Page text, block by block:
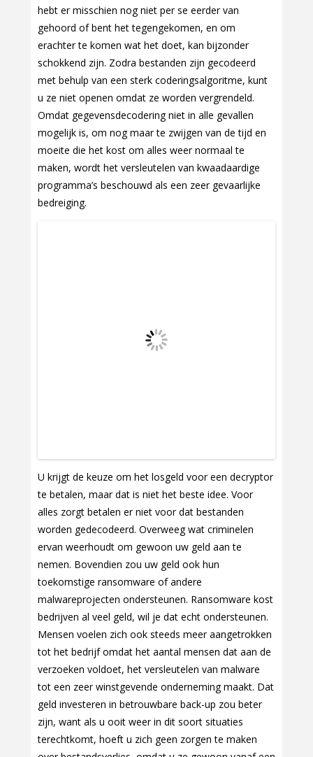
hebt er misschien nog niet per se eerder van
gehoord of bent het tegengekomen, en om
erachter te komen wat het doet, kan bijzonder
schokkend zijn. Zodra bestanden zijn gecodeerd
met behulp van een sterk coderingsalgoritme, kunt
u ze niet openen omdat ze worden vergrendeld.
Omdat gegevensdecodering niet in alle gevallen
mogelijk is, om nog maar te zwijgen van de tijd en
moeite die het kost om alles weer normaal te
maken, wordt het versleutelen van kwaadaardige
programma’s beschouwd als een zeer gevaarlijke
bedreiging.
U krijgt de keuze om het losgeld voor een decryptor
te betalen, maar dat is niet het beste idee. Voor
alles zorgt betalen er niet voor dat bestanden
worden gedecodeerd. Overweeg wat criminelen
ervan weerhoudt om gewoon uw geld aan te
nemen. Bovendien zou uw geld ook hun
toekomstige ransomware of andere
malwareprojecten ondersteunen. Ransomware kost
bedrijven al veel geld, wil je dat echt ondersteunen.
Mensen voelen zich ook steeds meer aangetrokken
tot het bedrijf omdat het aantal mensen dat aan de
verzoeken voldoet, het versleutelen van malware
tot een zeer winstgevende onderneming maakt. Dat
geld investeren in betrouwbare back-up zou beter
zijn, want als u ooit weer in dit soort situaties
terechtkomt, hoeft u zich geen zorgen te maken